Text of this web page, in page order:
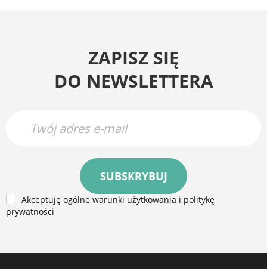
ZAPISZ SIĘ
DO NEWSLETTERA
SUBSKRYBUJ
Akceptuję ogólne warunki użytkowania i politykę
prywatności